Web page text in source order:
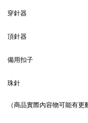
穿針器
頂針器
備用扣子
珠針
（商品實際內容物可能有更